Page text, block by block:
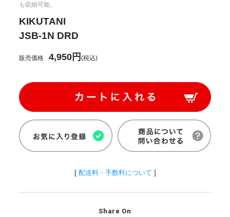
も収納可能。
KIKUTANI
JSB-1N DRD
販売価格 4,950円(税込)
[ 配送料・手数料について ]
Share On